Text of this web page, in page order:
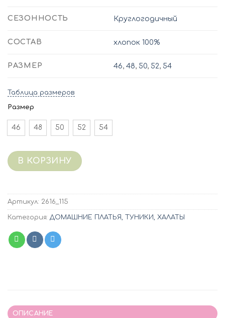
СЕЗОННОСТЬ Круглогодичный
СОСТАВ хлопок 100%
РАЗМЕР 46,48, 50, 52, 54
Таблица размеров
Размер
46 48 50 52 54
В КОРЗИНУ
Артикул: 2616_115
Категория: ДОМАШНИЕ ПЛАТЬЯ, ТУНИКИ, ХАЛАТЫ
ОПИСАНИЕ